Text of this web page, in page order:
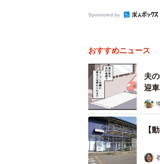
Sponsored by
おすすめニュース
夫
迎
【